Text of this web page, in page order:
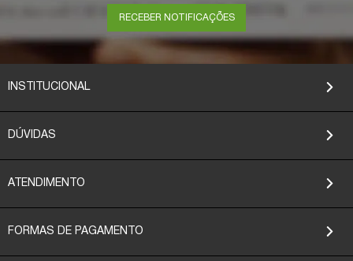
RECEBER NOTIFICAÇÕES
INSTITUCIONAL
DÚVIDAS
ATENDIMENTO
FORMAS DE PAGAMENTO